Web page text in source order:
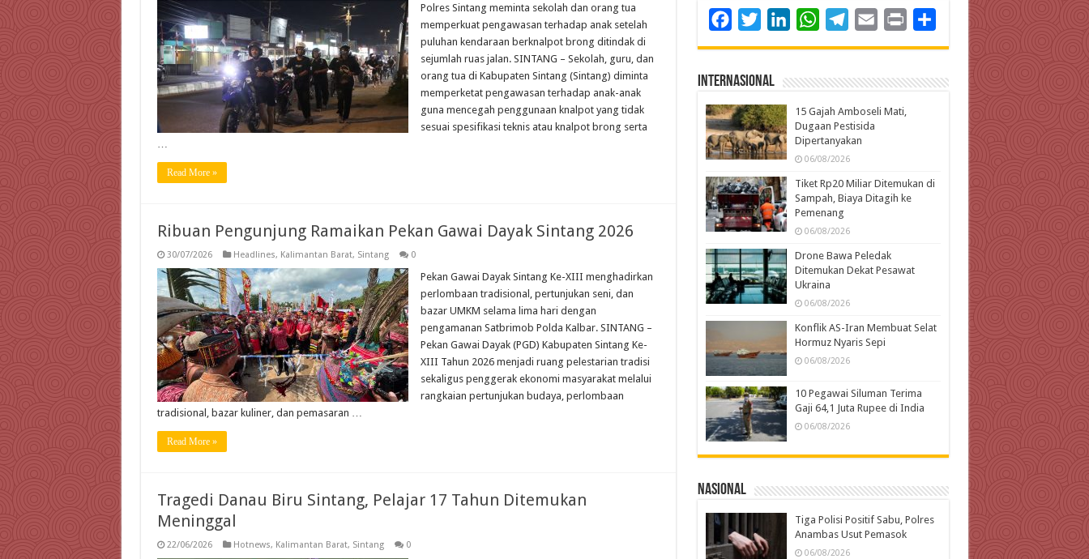
Polres Sintang meminta sekolah dan orang tua
memperkuat pengawasan terhadap anak setelah
puluhan kendaraan berknalpot brong ditindak di
sejumlah ruas jalan. SINTANG – Sekolah, guru, dan
orang tua di Kabupaten Sintang (Sintang) diminta
memperketat pengawasan terhadap anak-anak
guna mencegah penggunaan knalpot yang tidak
sesuai spesifikasi teknis atau knalpot brong serta
…
Read More »
Ribuan Pengunjung Ramaikan Pekan Gawai Dayak Sintang 2026
30/07/2026 Headlines, Kalimantan Barat, Sintang 0
Pekan Gawai Dayak Sintang Ke-XIII menghadirkan
perlombaan tradisional, pertunjukan seni, dan
bazar UMKM selama lima hari dengan
pengamanan Satbrimob Polda Kalbar. SINTANG –
Pekan Gawai Dayak (PGD) Kabupaten Sintang Ke-
XIII Tahun 2026 menjadi ruang pelestarian tradisi
sekaligus penggerak ekonomi masyarakat melalui
rangkaian pertunjukan budaya, perlombaan
tradisional, bazar kuliner, dan pemasaran …
Read More »
Tragedi Danau Biru Sintang, Pelajar 17 Tahun Ditemukan
Meninggal
22/06/2026 Hotnews, Kalimantan Barat, Sintang 0
FacebookTwitterLinkedInWhatsAppTelegram
Email Print
Internasional
15 Gajah Amboseli Mati,
Dugaan Pestisida
Dipertanyakan
06/08/2026
Tiket Rp20 Miliar Ditemukan di
Sampah, Biaya Ditagih ke
Pemenang
06/08/2026
Drone Bawa Peledak
Ditemukan Dekat Pesawat
Ukraina
06/08/2026
Konflik AS-Iran Membuat Selat
Hormuz Nyaris Sepi
06/08/2026
10 Pegawai Siluman Terima
Gaji 64,1 Juta Rupee di India
06/08/2026
Nasional
Tiga Polisi Positif Sabu, Polres
Anambas Usut Pemasok
06/08/2026